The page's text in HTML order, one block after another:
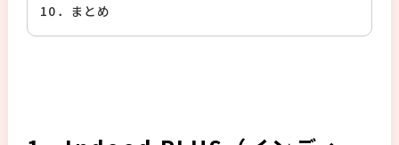
10．まとめ